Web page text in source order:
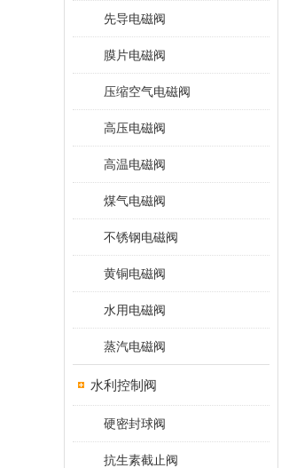
先导电磁阀
膜片电磁阀
压缩空气电磁阀
高压电磁阀
高温电磁阀
煤气电磁阀
不锈钢电磁阀
黄铜电磁阀
水用电磁阀
蒸汽电磁阀
水利控制阀
硬密封球阀
抗生素截止阀